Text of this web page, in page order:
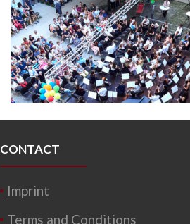
CONTACT
Imprint
Terms and Conditions